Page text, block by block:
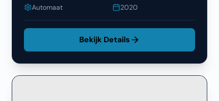
Automaat
2020
Bekijk Details
Filters